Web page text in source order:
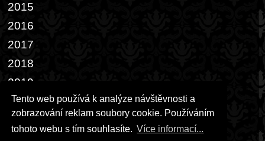
Tento web používá k analýze návštěvnosti a
zobrazování reklam soubory cookie. Používáním
tohoto webu s tím souhlasíte. Více informací...
2015
2016
2017
2018
2019
2022
2023